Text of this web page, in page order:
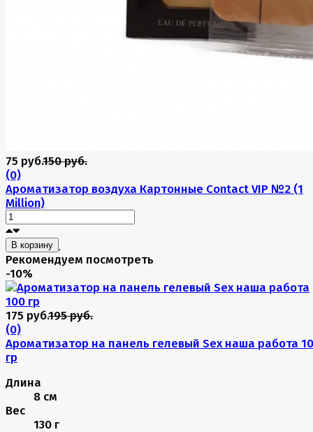
75 руб.150 руб.
(0)
Ароматизатор воздуха Картонные Contact VIP №2 (1
Million)
В корзину
Рекомендуем посмотреть
-10%
175 руб.195 руб.
(0)
Ароматизатор на панель гелевый Sex наша работа
гр
Длина
8 см
Вес
130 г